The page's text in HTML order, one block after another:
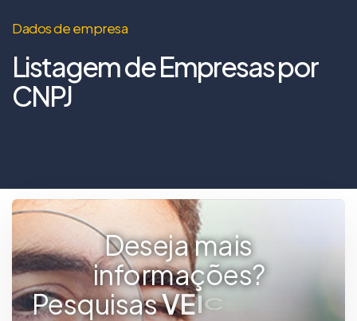
Dados de empresa
Listagem de Empresas por
CNPJ
Deseja mais
informações?
PesquisasVEIC ES